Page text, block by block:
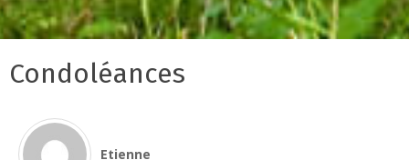
Condoléances
Etienne